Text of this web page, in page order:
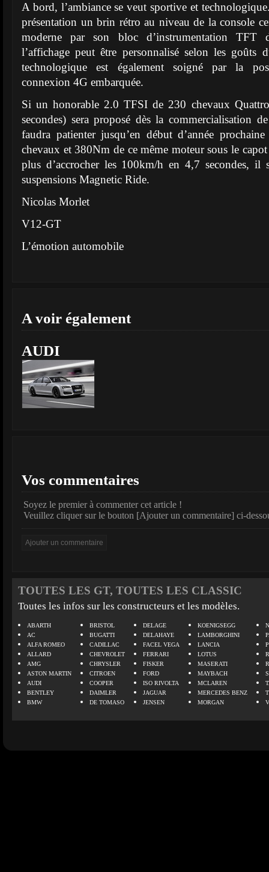
A bord, l’ambiance se veut sportive et
présentation un brin rétro au niveau de la console
moderne par son bloc d’instrumentation TFT
l’affichage peut être personnalisé selon les goûts
technologique est également soigné par la
connexion 4G embarquée.
Si un honorable 2.0 TFSI de 230 chevaux
secondes) sera proposé dès la commercialisation
faudra patienter jusqu’en début d’année
chevaux et 380Nm de ce même moteur sous le
plus d’accrocher les 100km/h en 4,7 secondes, il
suspensions Magnetic Ride.
Nicolas Morlet
V12-GT
L’émotion automobile
A voir également
AUDI
Vos commentaires
Soyez le premier à commenter cet article !
Veuillez cliquer sur le bouton [Ajouter un commentaire] ci-
TOUTES LES GT, TOUTES LES CLASSIC
Toutes les infos sur les constructeurs et les modèles.
ABARTH
AC
ALFA ROMEO
ALLARD
AMG
ASTON MARTIN
AUDI
BENTLEY
BMW
BRISTOL
BUGATTI
CADILLAC
CHEVROLET
CHRYSLER
CITROEN
COOPER
DAIMLER
DE TOMASO
DELAGE
DELAHAYE
FACEL VEGA
FERRARI
FISKER
FORD
ISO RIVOLTA
JAGUAR
JENSEN
KOENIGSEGG
LAMBORGHINI
LANCIA
LOTUS
MASERATI
MAYBACH
MCLAREN
MERCEDES BENZ
MORGAN